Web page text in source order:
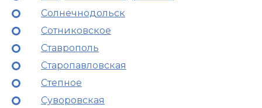
Солнечнодольск
Сотниковское
Ставрополь
Старопавловская
Степное
Суворовская